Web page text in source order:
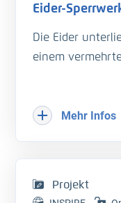
Eider-
Die Eider
einem
Hinterlandes
der
Mehr Infos
Projekt